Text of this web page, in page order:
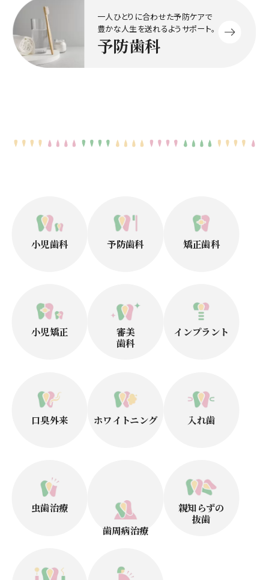
一人ひとりに合わせた予防ケアで
豊かな人生を送れるようサポート。
予防歯科
小児歯科 予防歯科 矯正歯科
小児矯正
審美
歯科
インプラント
口臭外来 ホワイトニング 入れ歯
虫歯治療
歯周病治療
親知らずの
抜歯